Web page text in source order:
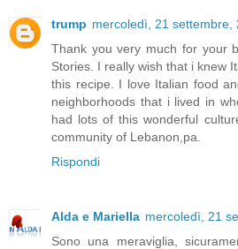
trump mercoledì, 21 settembre,
Thank you very much for your
Stories. I really wish that i knew
this recipe. I love Italian food
neighborhoods that i lived in
had lots of this wonderful
community of Lebanon,pa.
Rispondi
Alda e Mariella mercoledì, 21
Sono una meraviglia,